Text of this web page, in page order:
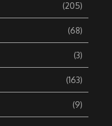
(205)
(68)
(3)
(163)
(9)